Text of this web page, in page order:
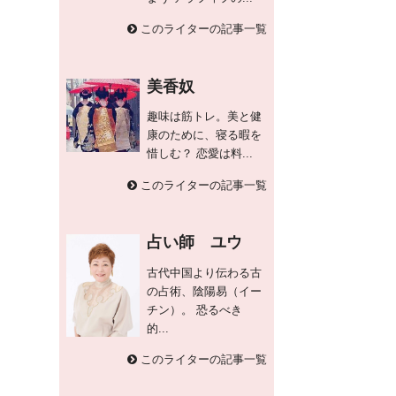
このライターの記事一覧
美香奴
趣味は筋トレ。美と健
康のために、寝る暇を
惜しむ？ 恋愛は料...
このライターの記事一覧
占い師 ユウ
古代中国より伝わる古
の占術、陰陽易（イー
チン）。 恐るべき
的...
このライターの記事一覧